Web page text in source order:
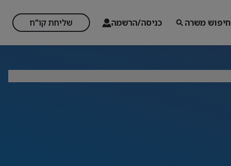
חיפוש משרה כניסה/הרשמה שליחת קו"ח